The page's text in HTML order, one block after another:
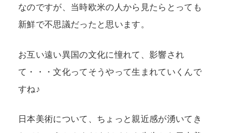
なのですが、当時欧米の人から見たらとっても
新鮮で不思議だったと思います。
お互い遠い異国の文化に憧れて、影響され
て・・・文化ってそうやって生まれていくんで
すね♪
日本美術について、ちょっと親近感が湧いてき